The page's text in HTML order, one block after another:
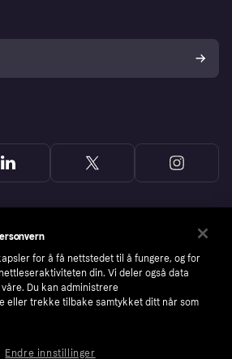
for å få nettstedet til å fungere, og for
din. Vi deler også data
Du kan administrere
eller trekke tilbake samtykket ditt når som
Endre innstillinger